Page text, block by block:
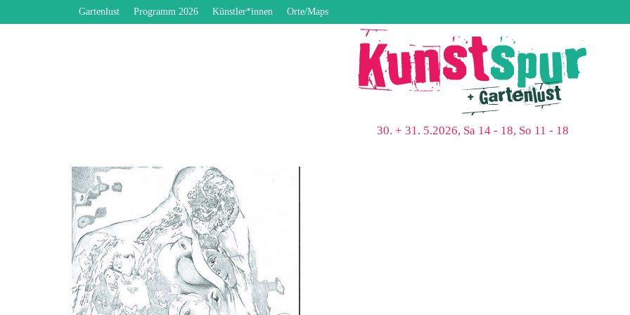
Gartenlust Programm 2026 Künstler*innen Orte/Maps
30. + 31. 5.2026, Sa 14 - 18, So 11 - 18